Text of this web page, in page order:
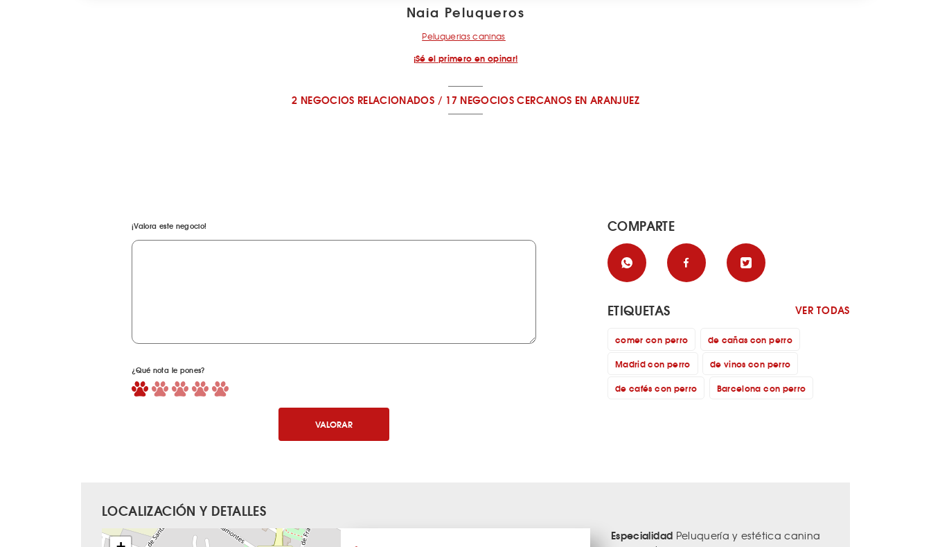
Naia Peluqueros
Peluquerias caninas
¡Sé el primero en opinar!
2 NEGOCIOS RELACIONADOS / 17 NEGOCIOS CERCANOS EN ARANJUEZ
¡Valora este negocio!
¿Qué nota le pones?
VALORAR
COMPARTE
ETIQUETAS VER TODAS
comer con perro
de cañas con perro
Madrid con perro
de vinos con perro
de cafés con perro
Barcelona con perro
LOCALIZACIÓN Y DETALLES
Especialidad Peluquería y estética canina